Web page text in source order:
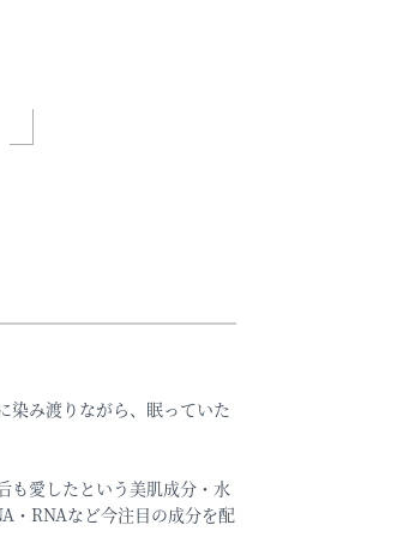
染み渡りながら、眠っていた
も愛したという美肌成分・水
・RNAなど今注目の成分を配